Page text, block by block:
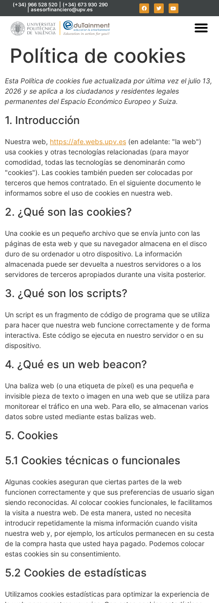
(+34) 966 528 520 | (+34) 673 930 290
| asesorfinanciero@upv.es
Política de cookies
Esta Política de cookies fue actualizada por última vez el julio 13,
2026 y se aplica a los ciudadanos y residentes legales
permanentes del Espacio Económico Europeo y Suiza.
1. Introducción
Nuestra web, https://afe.webs.upv.es (en adelante: "la web")
usa cookies y otras tecnologías relacionadas (para mayor
comodidad, todas las tecnologías se denominarán como
"cookies"). Las cookies también pueden ser colocadas por
terceros que hemos contratado. En el siguiente documento le
informamos sobre el uso de cookies en nuestra web.
2. ¿Qué son las cookies?
Una cookie es un pequeño archivo que se envía junto con las
páginas de esta web y que su navegador almacena en el disco
duro de su ordenador u otro dispositivo. La información
almacenada puede ser devuelta a nuestros servidores o a los
servidores de terceros apropiados durante una visita posterior.
3. ¿Qué son los scripts?
Un script es un fragmento de código de programa que se utiliza
para hacer que nuestra web funcione correctamente y de forma
interactiva. Este código se ejecuta en nuestro servidor o en su
dispositivo.
4. ¿Qué es un web beacon?
Una baliza web (o una etiqueta de píxel) es una pequeña e
invisible pieza de texto o imagen en una web que se utiliza para
monitorear el tráfico en una web. Para ello, se almacenan varios
datos sobre usted mediante estas balizas web.
5. Cookies
5.1 Cookies técnicas o funcionales
Algunas cookies aseguran que ciertas partes de la web
funcionen correctamente y que sus preferencias de usuario sigan
siendo reconocidas. Al colocar cookies funcionales, le facilitamos
la visita a nuestra web. De esta manera, usted no necesita
introducir repetidamente la misma información cuando visita
nuestra web y, por ejemplo, los artículos permanecen en su cesta
de la compra hasta que usted haya pagado. Podemos colocar
estas cookies sin su consentimiento.
5.2 Cookies de estadísticas
Utilizamos cookies estadísticas para optimizar la experiencia de